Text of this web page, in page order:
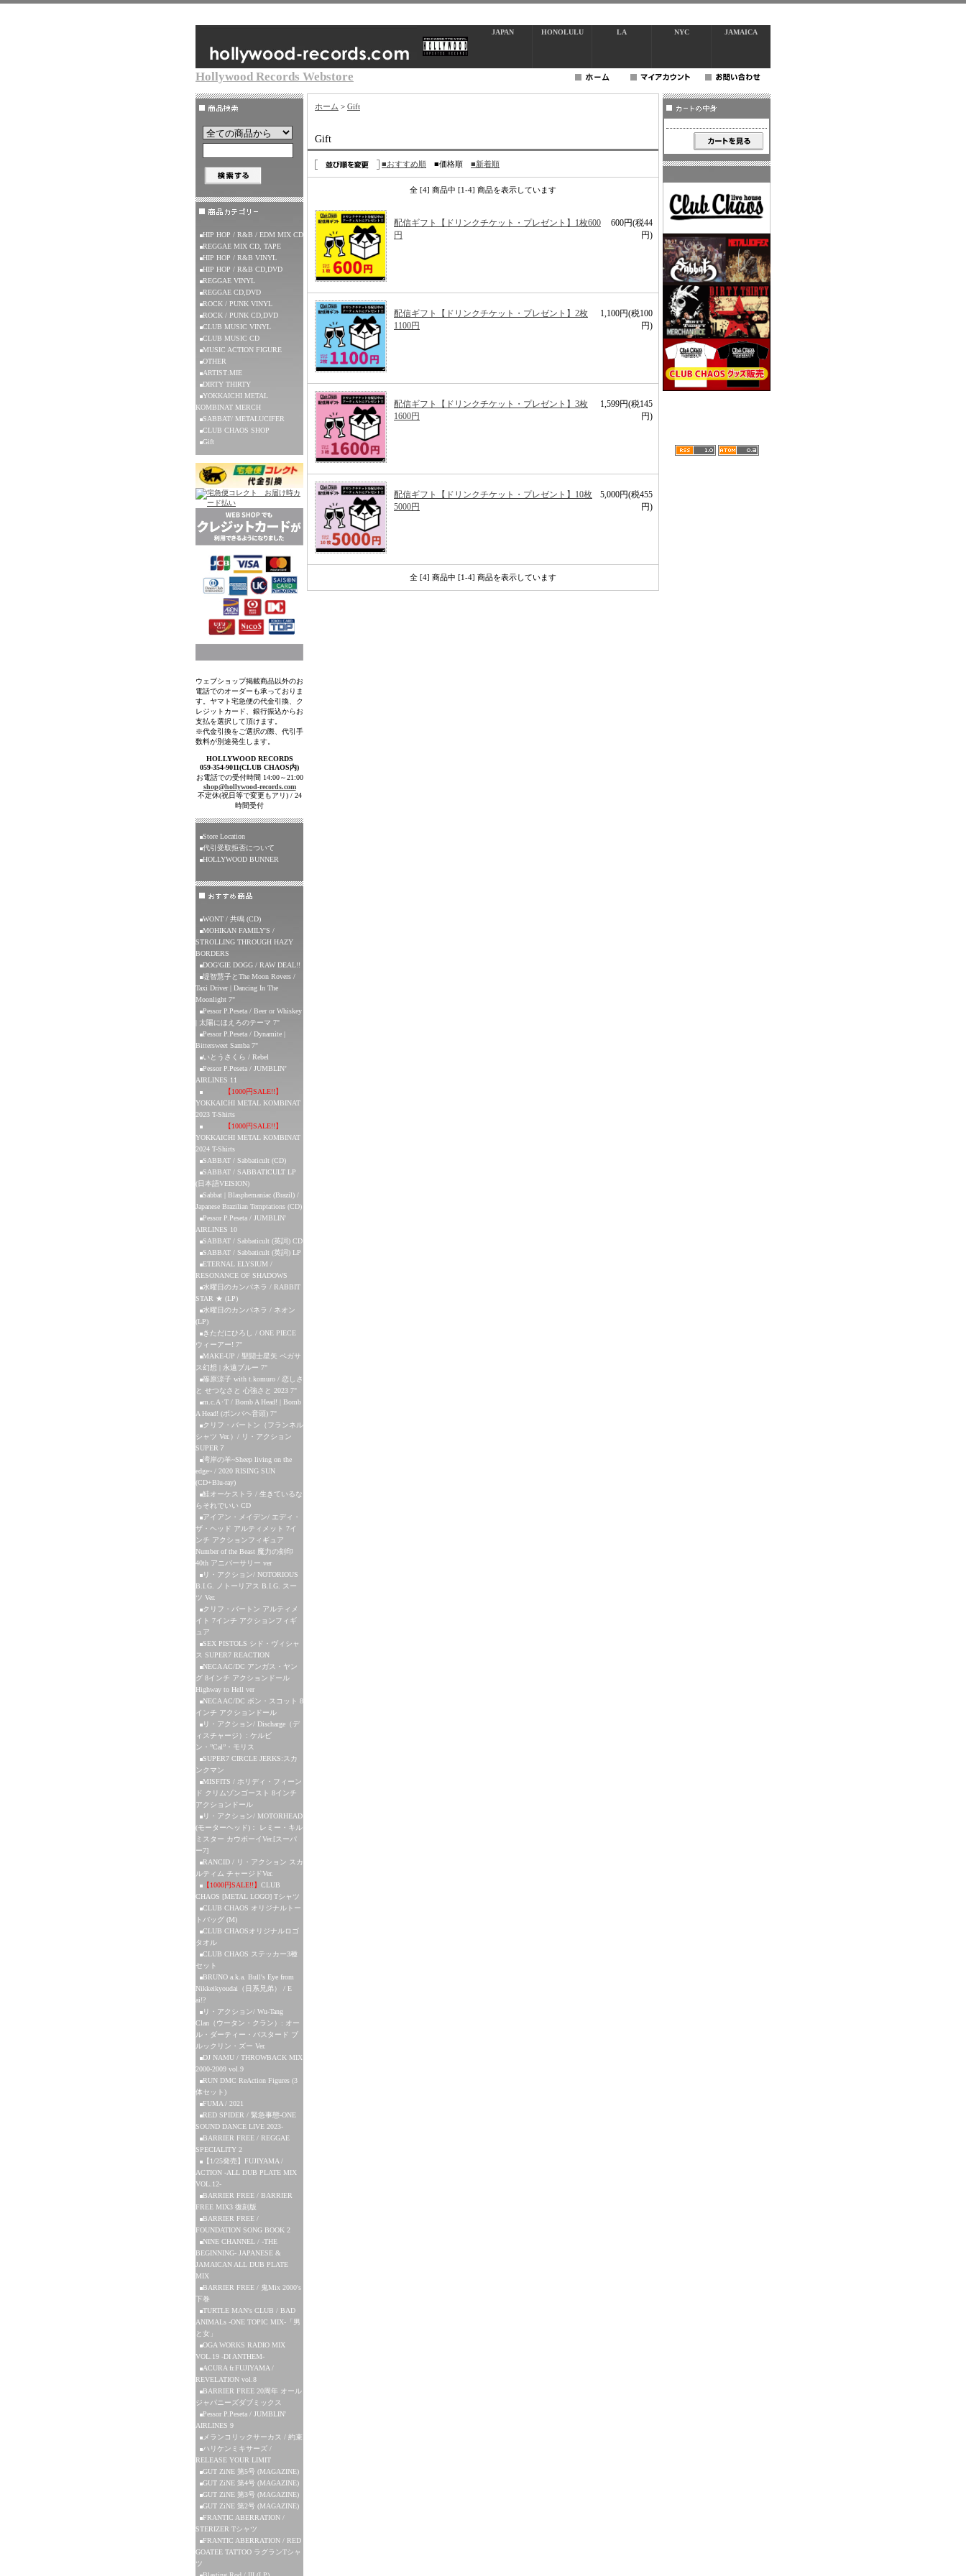
JAPAN HONOLULU LA NYC JAMAICA
Hollywood Records Webstore
HIP HOP / R&B / EDM MIX CD
REGGAE MIX CD, TAPE
HIP HOP / R&B VINYL
HIP HOP / R&B CD,DVD
REGGAE VINYL
REGGAE CD,DVD
ROCK / PUNK VINYL
ROCK / PUNK CD,DVD
CLUB MUSIC VINYL
CLUB MUSIC CD
MUSIC ACTION FIGURE
OTHER
ARTIST:MIE
DIRTY THIRTY
YOKKAICHI METAL
KOMBINAT MERCH
SABBAT/ METALUCIFER
CLUB CHAOS SHOP
Gift
ウェブショップ掲載商品以外のお
電話でのオーダーも承っておりま
す。ヤマト宅急便の代金引換、ク
レジットカード、銀行振込からお
支払を選択して頂けます。
※代金引換をご選択の際、代引手
数料が別途発生します。
HOLLYWOOD RECORDS
059-354-9011(CLUB CHAOS内)
お電話での受付時間 14:00～21:00
shop@hollywood-records.com
不定休(祝日等で変更もアリ) / 24
時間受付
Store Location
代引受取拒否について
HOLLYWOOD BUNNER
WONT / 共鳴 (CD)
MOHIKAN FAMILY'S /
STROLLING THROUGH HAZY
BORDERS
DOG'GIE DOGG / RAW DEAL!!
堤智慧子とThe Moon Rovers /
Taxi Driver | Dancing In The
Moonlight 7"
Pessor P.Peseta / Beer or Whiskey
| 太陽にほえろのテーマ 7"
Pessor P.Peseta / Dynamite |
Bittersweet Samba 7"
いとうさくら / Rebel
Pessor P.Peseta / JUMBLIN’
AIRLINES 11
【1000円SALE!!】
YOKKAICHI METAL KOMBINAT
2023 T-Shirts
【1000円SALE!!】
YOKKAICHI METAL KOMBINAT
2024 T-Shirts
SABBAT / Sabbaticult (CD)
SABBAT / SABBATICULT LP
(日本語VEISION)
Sabbat | Blasphemaniac (Brazil) /
Japanese Brazilian Temptations (CD)
Pessor P.Peseta / JUMBLIN'
AIRLINES 10
SABBAT / Sabbaticult (英詞) CD
SABBAT / Sabbaticult (英詞) LP
ETERNAL ELYSIUM /
RESONANCE OF SHADOWS
水曜日のカンパネラ / RABBIT
STAR ★ (LP)
水曜日のカンパネラ / ネオン
(LP)
きただにひろし / ONE PIECE
ウィーアー! 7"
MAKE-UP / 聖闘士星矢 ペガサ
ス幻想 | 永遠ブルー 7"
篠原涼子 with t.komuro / 恋しさ
と せつなさと 心強さと 2023 7"
m.c.A･T / Bomb A Head! | Bomb
A Head! (ボンバヘ音頭) 7"
クリフ・バートン（フランネル
シャツ Ver.）/ リ・アクション
SUPER７
湾岸の羊~Sheep living on the
edge~ / 2020 RISING SUN
(CD+Blu-ray)
鮭オーケストラ / 生きているな
らそれでいい CD
アイアン・メイデン/ エディ・
ザ・ヘッド アルティメット 7イ
ンチ アクションフィギュア
Number of the Beast 魔力の刻印
40th アニバーサリー ver
リ・アクション/ NOTORIOUS
B.I.G. ノトーリアス B.I.G. スー
ツ Ver.
クリフ・バートン アルティメ
イト 7インチ アクションフィギ
ュア
SEX PISTOLS シド・ヴィシャ
ス SUPER7 REACTION
NECA AC/DC アンガス・ヤン
グ 8インチ アクションドール
Highway to Hell ver
NECA AC/DC ボン・スコット 8
インチ アクションドール
リ・アクション/ Discharge（デ
ィスチャージ）: ケルビ
ン・”Cal”・モリス
SUPER7 CIRCLE JERKS:スカ
ンクマン
MISFITS / ホリディ・フィーン
ド クリムゾンゴースト 8インチ
アクションドール
リ・アクション/ MOTORHEAD
(モーターヘッド)： レミー・キル
ミスター カウボーイVer.[スーパ
ー7]
RANCID / リ・アクション スカ
ルティム チャージドVer.
【1000円SALE!!】 CLUB
CHAOS [METAL LOGO] Tシャツ
CLUB CHAOS オリジナルトー
トバッグ (M)
CLUB CHAOSオリジナルロゴ
タオル
CLUB CHAOS ステッカー3種
セット
BRUNO a.k.a. Bull's Eye from
Nikkeikyoudai（日系兄弟） / E
ai!?
リ・アクション/ Wu-Tang
Clan（ウータン・クラン）: オー
ル・ダーティー・バスタード ブ
ルックリン・ズー Ver.
DJ NAMU / THROWBACK MIX
2000-2009 vol.9
RUN DMC ReAction Figures (3
体セット)
FUMA / 2021
RED SPIDER / 緊急事態-ONE
SOUND DANCE LIVE 2023-
BARRIER FREE / REGGAE
SPECIALITY 2
【1/25発売】FUJIYAMA /
ACTION -ALL DUB PLATE MIX
VOL.12-
BARRIER FREE / BARRIER
FREE MIX3 復刻版
BARRIER FREE /
FOUNDATION SONG BOOK 2
NINE CHANNEL / -THE
BEGINNING- JAPANESE &
JAMAICAN ALL DUB PLATE
MIX
BARRIER FREE / 鬼Mix 2000's
下巻
TURTLE MAN's CLUB / BAD
ANIMALs -ONE TOPIC MIX-「男
と女」
OGA WORKS RADIO MIX
VOL.19 -DI ANTHEM-
ACURA fr.FUJIYAMA /
REVELATION vol.8
BARRIER FREE 20周年 オール
ジャパニーズダブミックス
Pessor P.Peseta / JUMBLIN'
AIRLINES 9
メランコリックサーカス / 約束
ハリケンミキサーズ /
RELEASE YOUR LIMIT
GUT ZiNE 第5号 (MAGAZINE)
GUT ZiNE 第4号 (MAGAZINE)
GUT ZiNE 第3号 (MAGAZINE)
GUT ZiNE 第2号 (MAGAZINE)
FRANTIC ABERRATION /
STERIZER Tシャツ
FRANTIC ABERRATION / RED
GOATEE TATTOO ラグランTシャ
ツ
ホーム > Gift
Gift
■おすすめ順 ■価格順 ■新着順
全 [4] 商品中 [1-4] 商品を表示しています
配信ギフト【ドリンクチケット・プレゼント】1枚600
円
600円(税44
円)
配信ギフト【ドリンクチケット・プレゼント】2枚
1100円
1,100円(税100
円)
配信ギフト【ドリンクチケット・プレゼント】3枚
1600円
1,599円(税145
円)
配信ギフト【ドリンクチケット・プレゼント】10枚
5000円
5,000円(税455
円)
全 [4] 商品中 [1-4] 商品を表示しています